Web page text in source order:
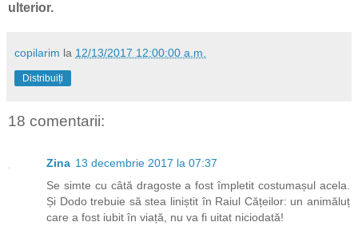
ulterior.
copilarim la 12/13/2017 12:00:00 a.m.
Distribuiți
18 comentarii:
Zina 13 decembrie 2017 la 07:37
Se simte cu câtă dragoste a fost împletit costumașul acela.
Și Dodo trebuie să stea liniștit în Raiul Cățeilor: un animăluț
care a fost iubit în viață, nu va fi uitat niciodată!